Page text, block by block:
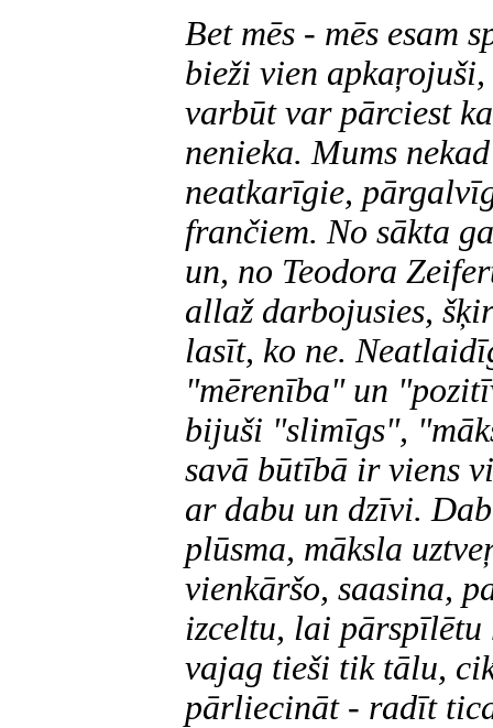
Bet mēs - mēs esam
bieži vien apkaŗojuši,
varbūt var pārciest
nenieka. Mums
neatkarīgie,
frančiem. No sākta
un, no Teodora
allaž darbojusies,
lasīt, ko ne.
"mērenība" un
bijuši "slimīgs",
savā būtībā ir viens
ar dabu un dzīvi.
plūsma, māksla
vienkāršo, saasina,
izceltu, lai
vajag tieši tik tālu,
pārliecināt - radīt